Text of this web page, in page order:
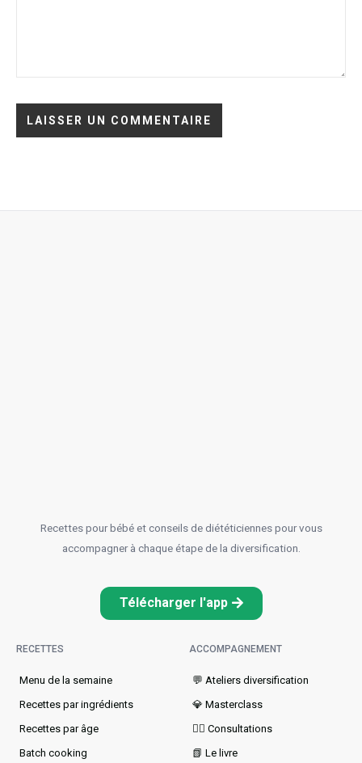
Recettes pour bébé et conseils de diététiciennes pour vous
accompagner à chaque étape de la diversification.
Télécharger l'app
RECETTES
Menu de la semaine​
Recettes par ingrédients
Recettes par âge
Batch cooking
ACCOMPAGNEMENT
💬 Ateliers diversification
💎 Masterclass
👩‍⚕️ Consultations
📗 Le livre